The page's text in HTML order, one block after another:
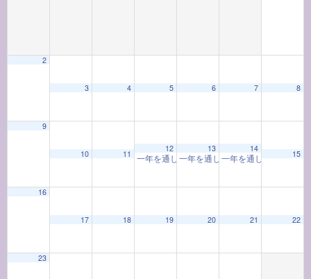
2
3 4 5 6 7 8
9
10 11
12
一年を通して学ぶ着物教室「着物と和の心」
13
一年を通して学ぶ着物教室「着物
14
一年を通して学ぶお香
15
16
17 18 19 20 21 22
23